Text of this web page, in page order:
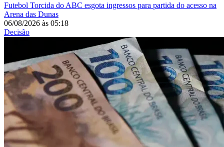
Futebol Torcida do ABC esgota ingressos para partida do acesso na
Arena das Dunas
06/08/2026 às 05:18
Decisão